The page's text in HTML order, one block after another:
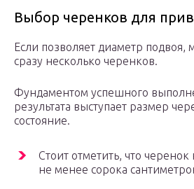
Выбор черенков для
Если позволяет диаметр подвоя,
сразу несколько черенков.
Фундаментом успешного
результата выступает размер
состояние.
Стоит отметить, что
не менее сорока